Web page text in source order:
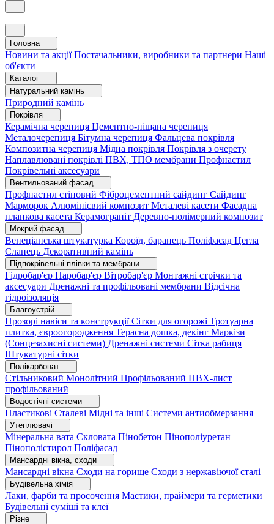
Головна
Новини та акціїПостачальники, виробники та партнери Наші
об'єкти
Каталог
Натуральний камінь
Природний камінь
Покрівля
Керамічна черепиця Цементно-піщана черепиця
Металочерепиця Бітумна черепиця Фальцева покрівля
Композитна черепиця Мідна покрівля Покрівля з очерету
Наплавлювані покрівлі ПВХ, ТПО мембрани Профнастил
Покрівельні аксесуари
Вентильований фасад
Профнастил стіновий Фіброцементний сайдинг Сайдинг
Марморок Алюмінієвий композит Металеві касети Фасадна
планкова касета Керамограніт Деревно-полімерний композит
Мокрий фасад
Венеціанська штукатурка Короїд, баранець Поліфасад Цегла
Сланець Декоративний камінь
Підпокрівельні плівки та мембрани
Гідробар'єр Паробар'єр Вітробар'єр Монтажні стрічки та
аксесуари Дренажні та профільовані мембрани Відсічна
гідроізоляція
Благоустрій
Прозорі навіси та конструкціїСітки для огорожі Тротуарна
плитка, євроогородження Терасна дошка, декінг Маркізи
(Сонцезахисні системи) Дренажні системи Сітка рабиця
Штукатурні сітки
Полікарбонат
Стільниковий Монолітний Профільований ПВХ-лист
профільований
Водостічні системи
Пластикові Сталеві Мідні та інші Системи антиобмерзання
Утеплювачі
Мінеральна вата Скловата Пінобетон Пінополіуретан
Пінополістирол Поліфасад
Мансардні вікна, сходи
Мансардні вікна Сходи на горище Сходи з нержавіючої сталі
Будівельна хімія
Лаки, фарби та просочення Мастики, праймери та герметики
Будівельні суміші та клеї
Різне